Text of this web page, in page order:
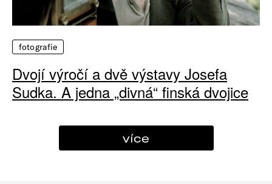
fotografie
Dvojí výročí a dvě výstavy Josefa
Sudka. A jedna „divná“ finská dvojice
více